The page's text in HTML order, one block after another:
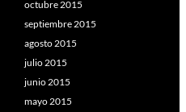
octubre 2015
septiembre 2015
agosto 2015
julio 2015
junio 2015
mayo 2015